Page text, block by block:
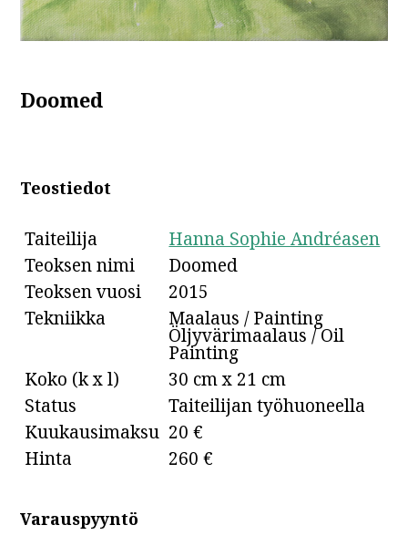
Doomed
Teostiedot
Taiteilija
Hanna Sophie Andréasen
Teoksen nimi
Doomed
Teoksen vuosi
2015
Tekniikka
Maalaus / Painting
Öljyvärimaalaus / Oil
Painting
Koko (k x l)
30 cm x 21 cm
Status
Taiteilijan työhuoneella
Kuukausimaksu 20 €
Hinta
260 €
Varauspyyntö